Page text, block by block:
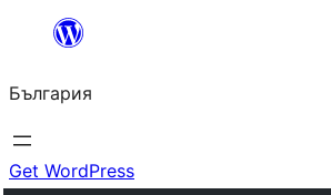
България
Get WordPress